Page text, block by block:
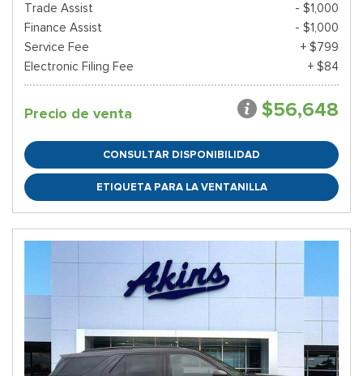
Trade Assist
- $1,000
Finance Assist
- $1,000
Service Fee
+ $799
Electronic Filing Fee
+ $84
Precio de venta $56,648
CONSULTAR DISPONIBILIDAD
ETIQUETA PARA LA VENTANILLA